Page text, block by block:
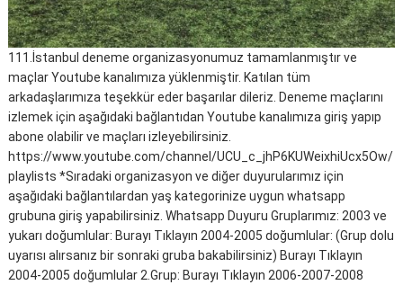
111.İstanbul deneme organizasyonumuz tamamlanmıştır ve
maçlar Youtube kanalımıza yüklenmiştir. Katılan tüm
arkadaşlarımıza teşekkür eder başarılar dileriz. Deneme maçlarını
izlemek için aşağıdaki bağlantıdan Youtube kanalımıza giriş yapıp
abone olabilir ve maçları izleyebilirsiniz.
https://www.youtube.com/channel/UCU_c_jhP6KUWeixhiUcx5Ow/
playlists *Sıradaki organizasyon ve diğer duyurularımız için
aşağıdaki bağlantılardan yaş kategorinize uygun whatsapp
grubuna giriş yapabilirsiniz. Whatsapp Duyuru Gruplarımız: 2003 ve
yukarı doğumlular: Burayı Tıklayın 2004-2005 doğumlular: (Grup dolu
uyarısı alırsanız bir sonraki gruba bakabilirsiniz) Burayı Tıklayın
2004-2005 doğumlular 2.Grup: Burayı Tıklayın 2006-2007-2008